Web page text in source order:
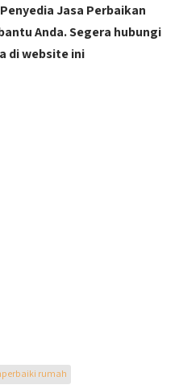
Jasa Perbaikan
Anda. Segera hubungi
di website ini
rumah